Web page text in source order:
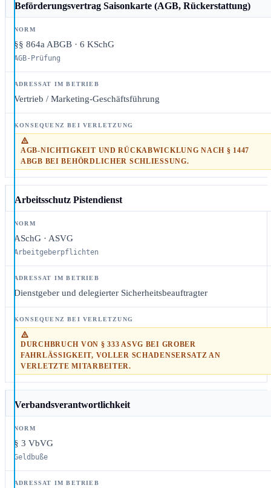
Beförderungsvertrag Saisonkarte (AGB, Rückerstattung)
§§ 864a ABGB · 6 KSchG
AGB-Prüfung
Vertrieb / Marketing-Geschäftsführung
AGB-NICHTIGKEIT UND RÜCKABWICKLUNG NACH § 1447
ABGB BEI BEHÖRDLICHER SCHLIESSUNG.
Arbeitsschutz Pistendienst
ASchG · ASVG
Arbeitgeberpflichten
Dienstgeber und delegierter Sicherheitsbeauftragter
DURCHBRUCH VON § 333 ASVG BEI GROBER
FAHRLÄSSIGKEIT, VOLLER SCHADENSERSATZ AN
VERLETZTE MITARBEITER.
Verbandsverantwortlichkeit
§ 3 VbVG
Geldbuße